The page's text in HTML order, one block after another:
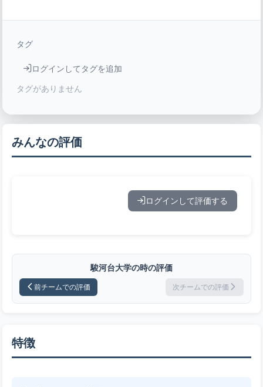
タグ
ログインしてタグを追加
タグがありません
みんなの評価
ログインして評価する
駿河台大学の時の評価
前チームでの評価 次チームでの評価
特徴